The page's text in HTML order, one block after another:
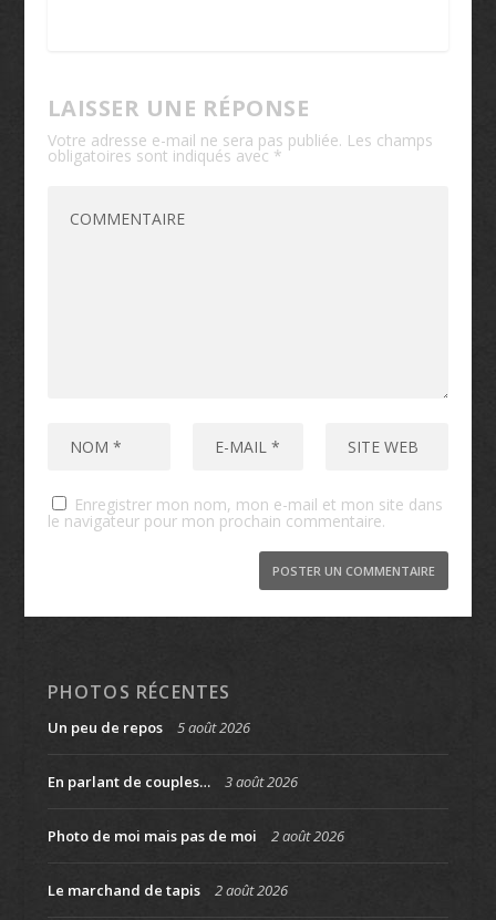
LAISSER UNE RÉPONSE
Votre adresse e-mail ne sera pas publiée. Les champs
obligatoires sont indiqués avec *
Enregistrer mon nom, mon e-mail et mon site dans
le navigateur pour mon prochain commentaire.
PHOTOS RÉCENTES
Un peu de repos 5 août 2026
En parlant de couples… 3 août 2026
Photo de moi mais pas de moi 2 août 2026
Le marchand de tapis 2 août 2026